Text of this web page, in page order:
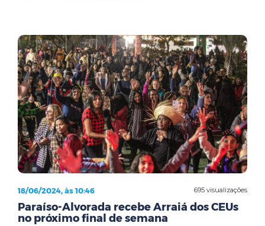
695 visualizações
18/06/2024, às 10:46
Paraíso-Alvorada recebe Arraiá dos CEUs
no próximo final de semana